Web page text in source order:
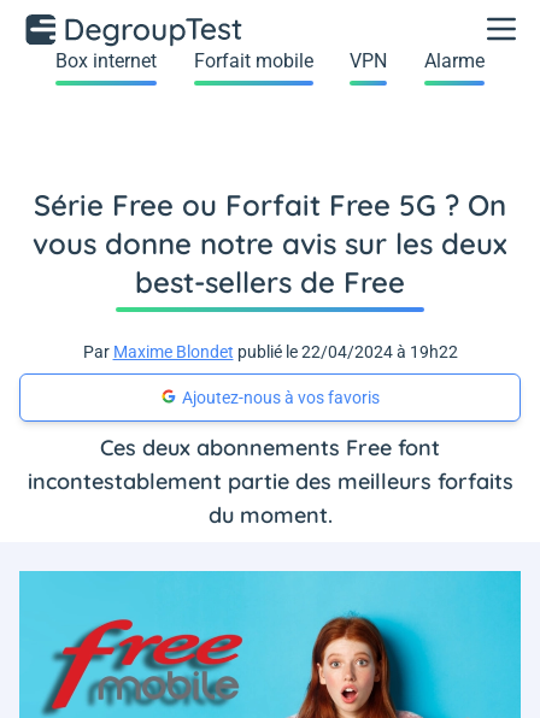
Box internet Forfait mobile VPN Alarme
Série Free ou Forfait Free 5G ? On
vous donne notre avis sur les deux
best-sellers de Free
Par Maxime Blondet publié le 22/04/2024 à 19h22
Ajoutez-nous à vos favoris
Ces deux abonnements Free font
incontestablement partie des meilleurs forfaits
du moment.